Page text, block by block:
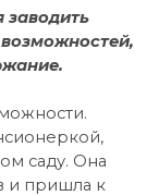
заводить
саду. Она
и пришла к